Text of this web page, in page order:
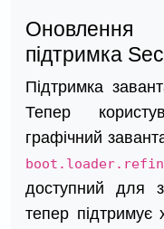
Оновлення
підтримка
Підтримка
Тепер
графічний
доступний для
тепер підтримує